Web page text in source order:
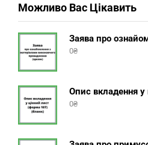
Можливо Вас Цікавить
0₴
0₴